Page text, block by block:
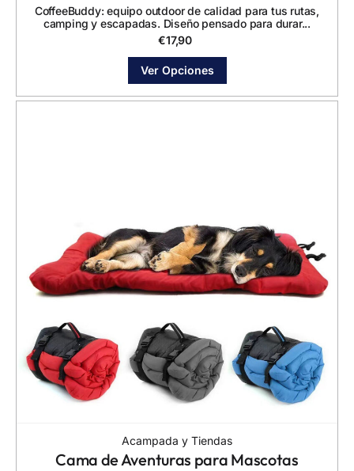
CoffeeBuddy: equipo outdoor de calidad para tus rutas,
camping y escapadas. Diseño pensado para durar...
€17,90
Ver Opciones
Acampada y Tiendas
Cama de Aventuras para Mascotas